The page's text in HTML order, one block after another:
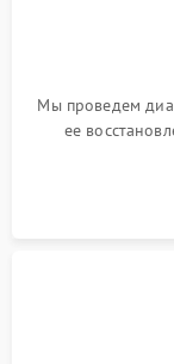
Мы проведем
ее